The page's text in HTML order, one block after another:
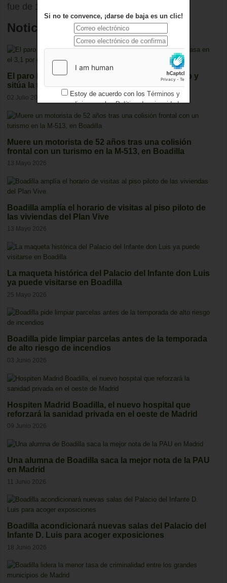
fue de 134.162 personas, un 5,47%.
Noticias relacionadas
El paro baja en Boadilla en 24 personas en junio y
sitúa la tasa en el 3,1 por ciento
02 Julio 2026
Muere un motorista de 52 años tras una colisión
frontal con un turismo en la M-513, en Boadilla
13 Mayo 2026
Boadilla amplía el horario de visitas al piso piloto de
las viviendas del Plan Vive
13 Mayo 2026
La maqueta histórica del Palacio del Infante don Luis
ya puede visitarse en Boadilla
25 Mayo 2026
Boadilla pide limpiar parcelas antes de la temporada
de alto riesgo de incendios
03 Junio 2026
Hospiten Madrid Boadilla, el nuevo hospital que
reforzará la sanidad privada en el oeste de Madrid
09 Junio 2026
Una alumna de Boadilla saca la mejor nota de la PAU
en Madrid
11 Junio 2026
Boadilla acondicionará nuevas salas del Palacio del
Infante D. Luis para acoger exposiciones
18 Junio 2026
Si no te convence, ¡darse de baja es un clic!
Estoy de acuerdo con los Términos y
condicionesy losPolítica de privacidad